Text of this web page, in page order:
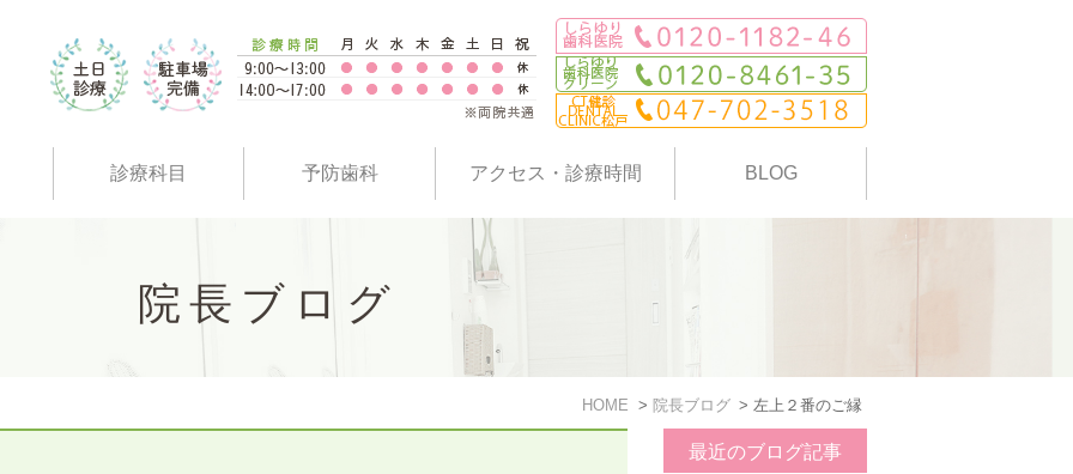
診療科目 予防歯科 アクセス・診療時間 BLOG
院長ブログ
HOME 院長ブログ 左上２番のご縁
最近のブログ記事